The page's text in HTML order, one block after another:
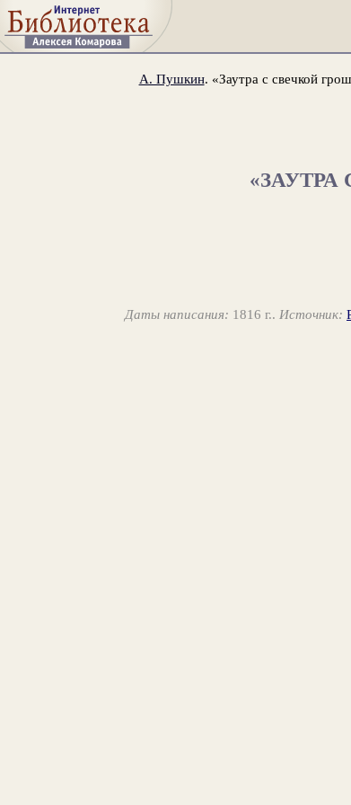
А. Пушкин. «Заутра с свечкой
Даты написания: 1816 г..Источник: